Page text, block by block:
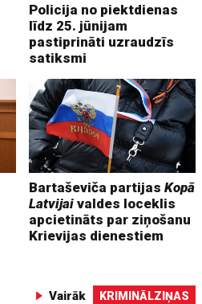
Policija no piektdienas
līdz 25. jūnijam
pastiprināti uzraudzīs
satiksmi
Bartaševiča partijasKopā
Latvijai valdes loceklis
apcietināts par ziņošanu
Krievijas dienestiem
Vairāk KRIMINĀLZIŅAS